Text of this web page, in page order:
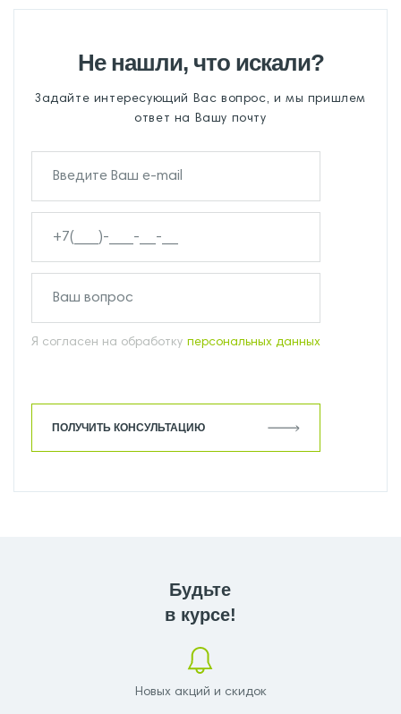
Не нашли, что искали?
Задайте интересующий Вас вопрос, и мы пришлем
ответ на Вашу почту
Я согласен на обработку персональных данных
ПОЛУЧИТЬ КОНСУЛЬТАЦИЮ
Будьте
в курсе!
Новых акций и скидок